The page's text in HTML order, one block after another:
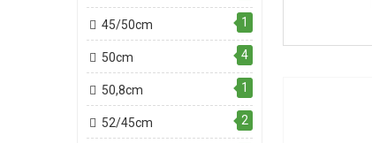
45/50cm 1
50cm 4
50,8cm 1
52/45cm 2